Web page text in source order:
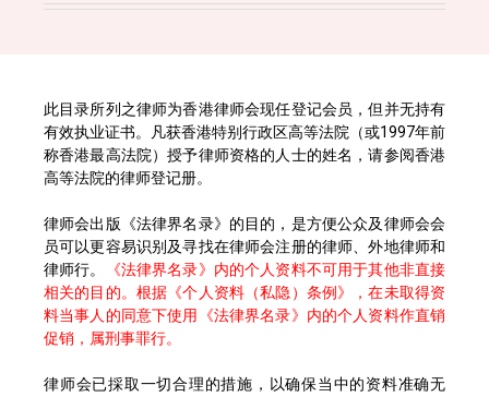
此目录所列之律师为香港律师会现任登记会员，但并无持有
有效执业证书。凡获香港特别行政区高等法院（或1997年前
称香港最高法院）授予律师资格的人士的姓名，请参阅香港
高等法院的律师登记册。
律师会出版《法律界名录》的目的，是方便公众及律师会会
员可以更容易识别及寻找在律师会注册的律师、外地律师和
律师行。
《法律界名录》内的个人资料不可用于其他非直接
相关的目的。根据《个人资料（私隐）条例》，在未取得资
料当事人的同意下使用《法律界名录》内的个人资料作直销
促销，属刑事罪行。
律师会已採取一切合理的措施，以确保当中的资料准确无